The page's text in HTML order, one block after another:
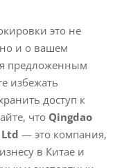
это не
и о вашем
предложенным
избежать
доступ к
что Qingdao
Ltd — это компания,
в Китае и